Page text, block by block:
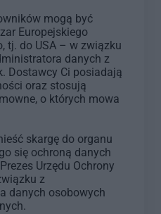
mogą być
Europejskiego
tj. do USA – w związku
danych z
Dostawcy Ci posiadają
oraz stosują
o których mowa
skargę do organu
się ochroną danych
Urzędu Ochrony
z
danych osobowych